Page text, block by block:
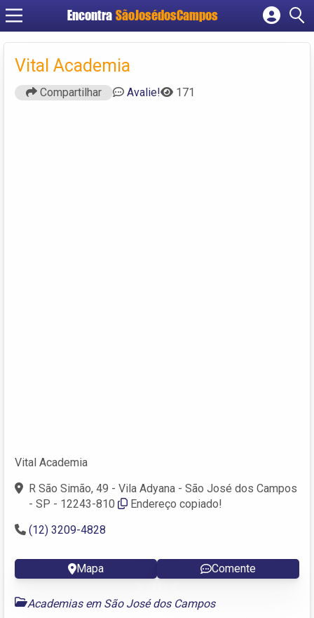
Encontra SãoJosédosCampos
Cadastrar empresa
Vital Academia
Compartilhar Avalie! 171
Vital Academia
R São Simão, 49 - Vila Adyana - São José dos Campos
- SP - 12243-810
Endereço copiado!
(12) 3209-4828
Mapa Comente
Academias em São José dos Campos